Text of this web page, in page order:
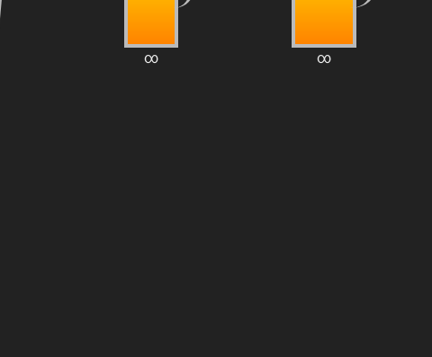
∞ ∞